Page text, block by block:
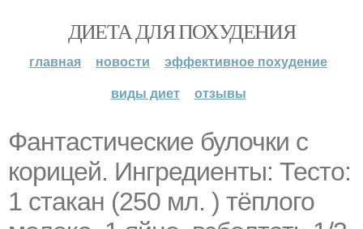
ДИЕТА ДЛЯ ПОХУДЕНИЯ
главная новости
эффективное похудение
виды диет
отзывы
Фантастические булочки с
корицей. Ингредиенты: Тесто:
1 стакан (250 мл. ) тёплого